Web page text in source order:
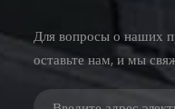
Для вопросы о наших
оставьте нам, и мы